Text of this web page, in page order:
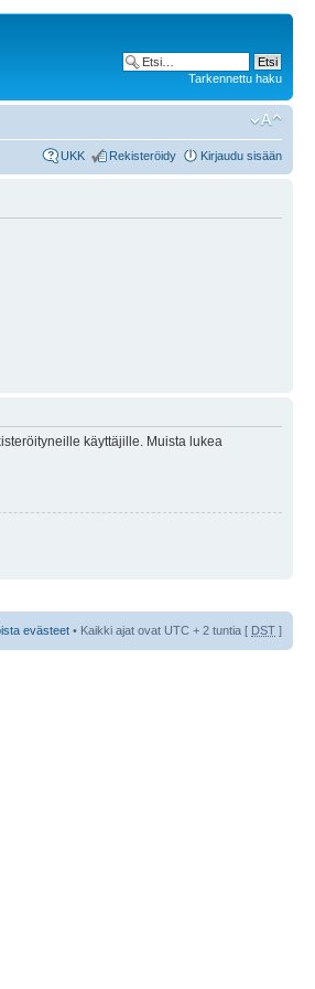
Tarkennettu haku
UKK Rekisteröidy Kirjaudu sisään
käyttäjille. Muista lukea
evästeet • Kaikki ajat ovat UTC + 2 tuntia [ DST ]